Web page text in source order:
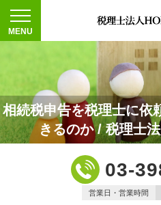
相続税申告を税理士に依
きるのか / 税理士
03-
営業日・営業時間